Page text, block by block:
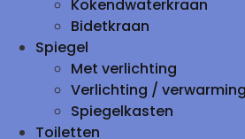
Kokendwaterkraan
Bidetkraan
Spiegel
Met verlichting
Verlichting / verwarming
Spiegelkasten
Toiletten